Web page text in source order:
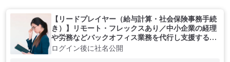
【リードプレイヤー（給与計算・社会保険事務手続
き）】リモート・フレックスあり／中小企業の経理
や労務などバックオフィス業務を代行し支援する企
業
ログイン後に社名公開